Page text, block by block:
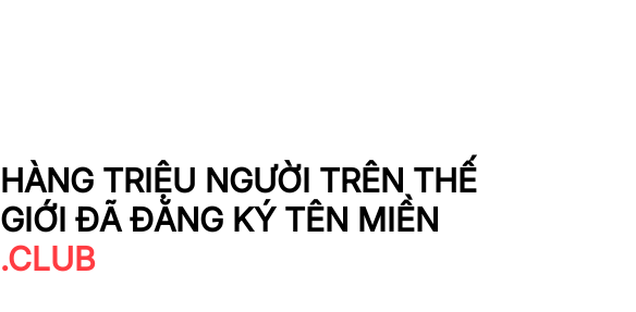
HÀNG TRIỆU NGƯỜI TRÊN THẾ
GIỚI ĐÃ ĐĂNG KÝ TÊN MIỀN
.CLUB